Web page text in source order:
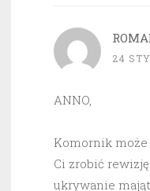
24
ANNO,
Komornik może
Ci zrobić
ukrywanie